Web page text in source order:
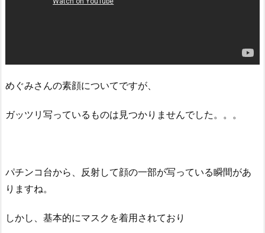
めぐみさんの素顔についてですが、
ガッツリ写っているものは見つかりませんでした。。。
パチンコ台から、反射して顔の一部が写っている瞬間があ
りますね。
しかし、基本的にマスクを着用されており